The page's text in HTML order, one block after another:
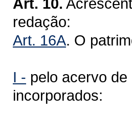
redação:
Art. 16A. O
I - pelo acervo
incorporados: